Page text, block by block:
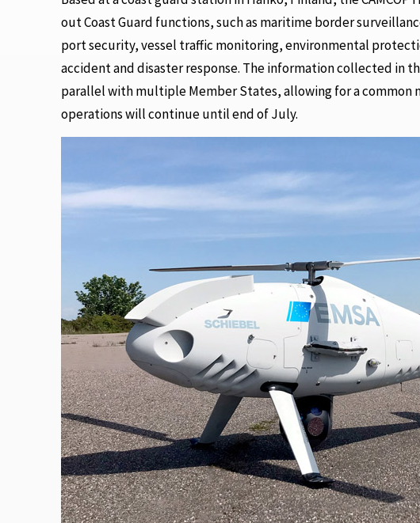
out Coast Guard functions, such as maritime border
port security, vessel traffic monitoring, environmental
accident and disaster response. The information collected in
parallel with multiple Member States, allowing for a
operations will continue until end of July.